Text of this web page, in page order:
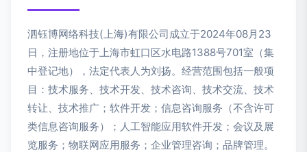
泗钰博网络科技(上海)有限公司成立于2024年08月23
日，注册地位于上海市虹口区水电路1388号701室（集
中登记地），法定代表人为刘扬。经营范围包括一般项
目：技术服务、技术开发、技术咨询、技术交流、技术
转让、技术推广；软件开发；信息咨询服务（不含许可
类信息咨询服务）；人工智能应用软件开发；会议及展
览服务；物联网应用服务；企业管理咨询；品牌管理。